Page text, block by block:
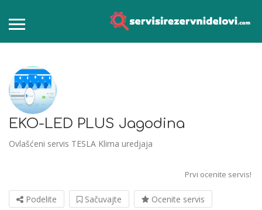
EKO-LED PLUS Jagodina
Ovlašćeni servis TESLA Klima uredjaja
Prvi ocenite servis!
Podelite Sačuvajte Ocenite servis